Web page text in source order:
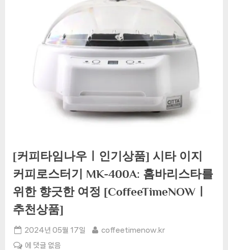
[커피타임나우ㅣ인기상품] 시타 이지
커피로스터기 MK-400A: 홈바리스타를
위한 향긋한 여정 [CoffeeTimeNOWㅣ
추천상품]
Posted
on
2024년 05월 17일 By
coffeetimenow.kr
[커
에 댓글 없음